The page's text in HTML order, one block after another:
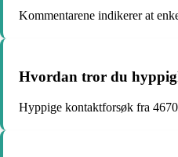
Kommentarene indikerer at
Hvordan tror du
Hyppige kontaktforsøk fra